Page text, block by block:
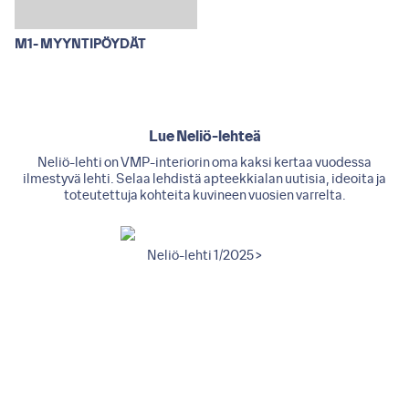
M1- MYYNTIPÖYDÄT
Lue Neliö-lehteä
Neliö-lehti on VMP-interiorin oma kaksi kertaa vuodessa
ilmestyvä lehti. Selaa lehdistä apteekkialan uutisia, ideoita ja
toteutettuja kohteita kuvineen vuosien varrelta.
Neliö-lehti 1/2025 >